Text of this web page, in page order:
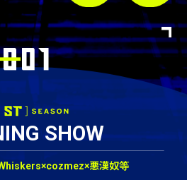
SHOW
悪漢奴等